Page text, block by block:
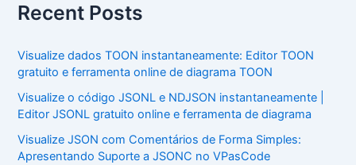
Recent Posts
Visualize dados TOON instantaneamente: Editor TOON
gratuito e ferramenta online de diagrama TOON
Visualize o código JSONL e NDJSON instantaneamente |
Editor JSONL gratuito online e ferramenta de diagrama
Visualize JSON com Comentários de Forma Simples:
Apresentando Suporte a JSONC no VPasCode